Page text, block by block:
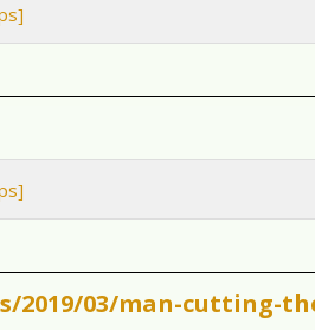
2019/03/man-cutting-